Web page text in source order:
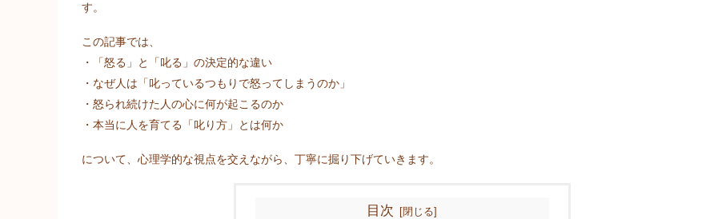
す。
この記事では、
・「怒る」と「叱る」の決定的な違い
・なぜ人は「叱っているつもりで怒ってしまうのか」
・怒られ続けた人の心に何が起こるのか
・本当に人を育てる「叱り方」とは何か
について、心理学的な視点を交えながら、丁寧に掘り下げていきます。
目次